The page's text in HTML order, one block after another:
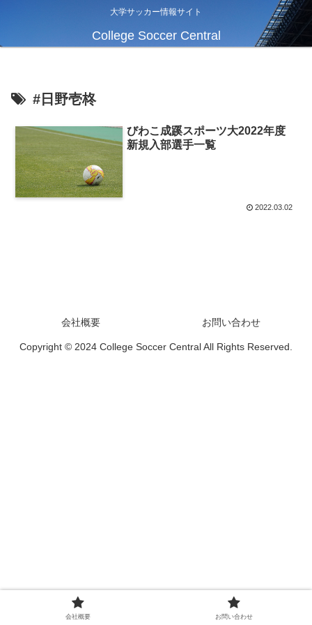
大学サッカー情報サイト
College Soccer Central
#日野壱柊
びわこ成蹊スポーツ大2022年度
新規入部選手一覧
2022.03.02
会社概要 お問い合わせ
Copyright © 2024 College Soccer Central All Rights Reserved.
会社概要 お問い合わせ